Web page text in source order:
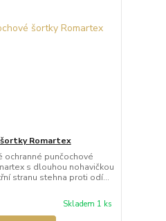
šortky Romartex
ochranné punčochové
s dlouhou nohavičkou
stranu stehna proti odí...
Skladem 1 ks